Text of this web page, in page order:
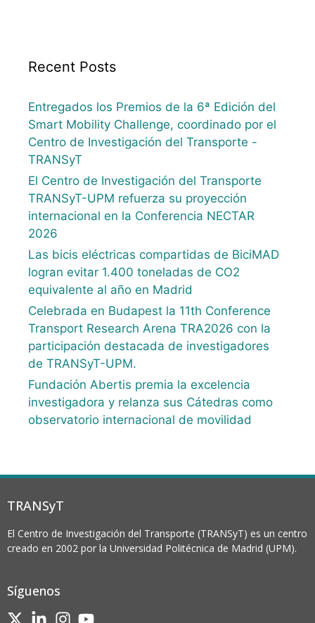
Recent Posts
Entregados los Premios de la 6ª Edición del
Smart Mobility Challenge, coordinado por el
Centro de Investigación del Transporte -
TRANSyT
El Centro de Investigación del Transporte
TRANSyT-UPM refuerza su proyección
internacional en la Conferencia NECTAR
2026
Las bicis eléctricas compartidas de BiciMAD
logran evitar 1.400 toneladas de CO2
equivalente al año en Madrid
Celebrada en Budapest la 11th Conference
Transport Research Arena TRA2026 con la
participación destacada de investigadores
de TRANSyT-UPM.
Fundación Abertis premia la excelencia
investigadora y relanza sus Cátedras como
observatorio internacional de movilidad
TRANSyT
El Centro de Investigación del Transporte (TRANSyT) es un centro
creado en 2002 por la Universidad Politécnica de Madrid (UPM).
Síguenos